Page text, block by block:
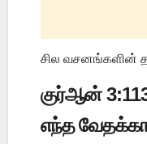
சில வசனங்களின்
குர்ஆன்
எந்த